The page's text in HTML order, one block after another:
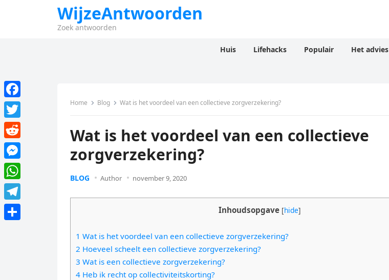
WijzeAntwoorden
Zoek antwoorden
Huis Lifehacks Populair Het advies
Home Blog Wat is het voordeel van een collectieve zorgverzekering?
Wat is het voordeel van een collectieve
zorgverzekering?
BLOG Author november 9, 2020
Inhoudsopgave [hide]
1 Wat is het voordeel van een collectieve zorgverzekering?
2 Hoeveel scheelt een collectieve zorgverzekering?
3 Wat is een collectieve zorgverzekering?
4 Heb ik recht op collectiviteitskorting?
F
a
c
e
b
o
o
k
T
w
i
t
t
e
R
e
d
d
M
e
s
s
W
h
a
T